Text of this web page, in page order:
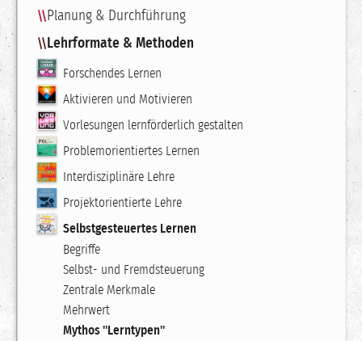
Planung & Durchführung
Lehrformate & Methoden
Forschendes Lernen
Aktivieren und Motivieren
Vorlesungen lernförderlich gestalten
Problemorientiertes Lernen
Interdisziplinäre Lehre
Projektorientierte Lehre
Selbstgesteuertes Lernen
Begriffe
Selbst- und Fremdsteuerung
Zentrale Merkmale
Mehrwert
Mythos "Lerntypen"